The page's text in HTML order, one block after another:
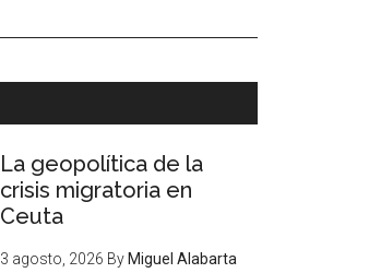
La geopolítica de la
crisis migratoria en
Ceuta
3 agosto, 2026 By Miguel Alabarta